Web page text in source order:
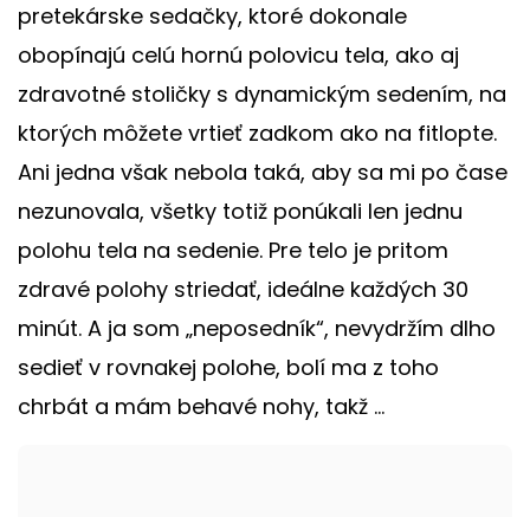
pretekárske sedačky, ktoré dokonale
obopínajú celú hornú polovicu tela, ako aj
zdravotné stoličky s dynamickým sedením, na
ktorých môžete vrtieť zadkom ako na fitlopte.
Ani jedna však nebola taká, aby sa mi po čase
nezunovala, všetky totiž ponúkali len jednu
polohu tela na sedenie. Pre telo je pritom
zdravé polohy striedať, ideálne každých 30
minút. A ja som „neposedník“, nevydržím dlho
sedieť v rovnakej polohe, bolí ma z toho
chrbát a mám behavé nohy, takž ...